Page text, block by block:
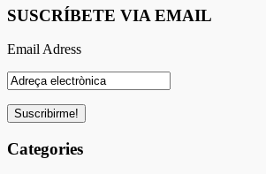
SUSCRÍBETE VIA EMAIL
Email Adress
Categories